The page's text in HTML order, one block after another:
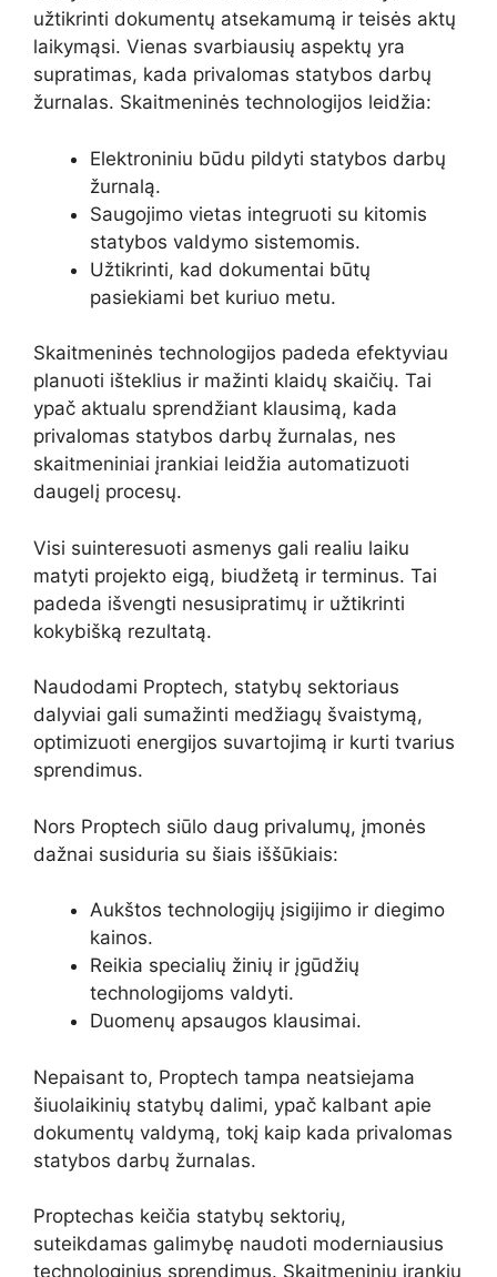
užtikrinti dokumentų atsekamumą ir teisės aktų
laikymąsi. Vienas svarbiausių aspektų yra
supratimas, kada privalomas statybos darbų
žurnalas. Skaitmeninės technologijos leidžia:
Elektroniniu būdu pildyti statybos darbų
žurnalą.
Saugojimo vietas integruoti su kitomis
statybos valdymo sistemomis.
Užtikrinti, kad dokumentai būtų
pasiekiami bet kuriuo metu.
Skaitmeninės technologijos padeda efektyviau
planuoti išteklius ir mažinti klaidų skaičių. Tai
ypač aktualu sprendžiant klausimą, kada
privalomas statybos darbų žurnalas, nes
skaitmeniniai įrankiai leidžia automatizuoti
daugelį procesų.
Visi suinteresuoti asmenys gali realiu laiku
matyti projekto eigą, biudžetą ir terminus. Tai
padeda išvengti nesusipratimų ir užtikrinti
kokybišką rezultatą.
Naudodami Proptech, statybų sektoriaus
dalyviai gali sumažinti medžiagų švaistymą,
optimizuoti energijos suvartojimą ir kurti tvarius
sprendimus.
Nors Proptech siūlo daug privalumų, įmonės
dažnai susiduria su šiais iššūkiais:
Aukštos technologijų įsigijimo ir diegimo
kainos.
Reikia specialių žinių ir įgūdžių
technologijoms valdyti.
Duomenų apsaugos klausimai.
Nepaisant to, Proptech tampa neatsiejama
šiuolaikinių statybų dalimi, ypač kalbant apie
dokumentų valdymą, tokį kaip kada privalomas
statybos darbų žurnalas.
Proptechas keičia statybų sektorių,
suteikdamas galimybę naudoti moderniausius
technologinius sprendimus. Skaitmeninių įrankių